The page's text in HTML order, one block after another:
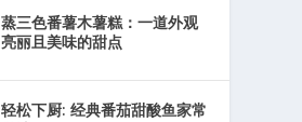
蒸三色番薯木薯糕：一道外观
亮丽且美味的甜点
轻松下厨: 经典番茄甜酸鱼家常